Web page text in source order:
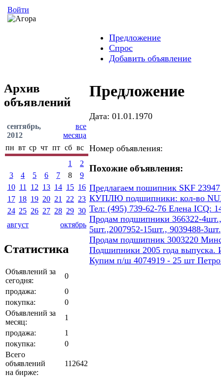
Войти
Предложение
Спрос
Добавить объявление
Архив
объявлений
сентябрь,
2012
все
месяца
пн вт ср чт пт сб вс
1
2
3
4 5 6 7 8
9
10 11 12 13 14 15 16
17 18 19 20 21 22 23
24 25 26 27 28 29 30
август
октябрь
Статистика
Объявлений за
сегодня:
0
продажа:
0
покупка:
0
Объявлений за
месяц:
1
продажа:
1
покупка:
0
Всего
объявлений
на бирже:
112642
Предложение
Дата: 01.01.1970
Номер объявления:
Похожие объявления:
Предлагаем пошипник SKF
КУПЛЮ подшипники: кол-во
Тел: (495) 739-62-76 Елена ICQ:
Продам подшипники 366322-
5шт.,2007952-15шт., 9039488-
Продам подшипник 3003220
Подшипники 2005 года выпуска.
Купим п/ш 4074919 - 25 шт